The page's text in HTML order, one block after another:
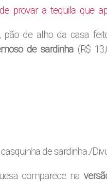
provar a tequila que
pão de alho da casa
de sardinha (R$
de sardinha./
comparece na